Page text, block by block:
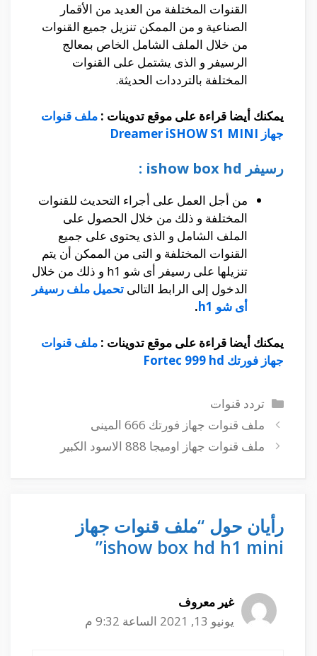
القنوات المختلفة من العديد من الأقمار
الصناعية و من الممكن تنزيل جميع القنوات
من خلال الملف الشامل الخاص بمعالج
الرسيفر و الذى يشتمل على القنوات
المختلفة بالترددات الحديثة.
يمكنك أيضا قراءة على موقع تدوينات : ملف قنوات
جهاز Dreamer iSHOW S1 MINI
رسيفر ishow box hd :
من أجل العمل على أجراء التحديث للقنوات
المختلفة و ذلك من خلال الحصول على
الملف الشامل و الذى يحتوى على جميع
القنوات المختلفة و التى من الممكن أن يتم
تنزيلها على رسيفر أى شو h1 و ذلك من خلال
الدخول إلى الرابط التالى تحميل ملف رسيفر
أى شو h1
.
يمكنك أيضا قراءة على موقع تدوينات : ملف قنوات
جهاز فورتك Fortec 999 hd
التصنيفات
تردد قنوات
ملف قنوات جهاز فورتك 666 المينى
ملف قنوات جهاز اوميجا 888 الاسود الكبير
رأيان حول “ملف قنوات جهاز
ishow box hd h1 mini”
غير معروف
يونيو 13, 2021 الساعة 9:32 م